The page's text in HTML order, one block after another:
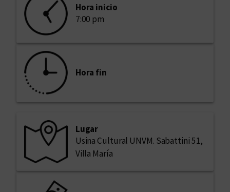
Hora inicio
7:00 pm
Hora fin
Lugar
Usina Cultural UNVM. Sabattini 51,
Villa María